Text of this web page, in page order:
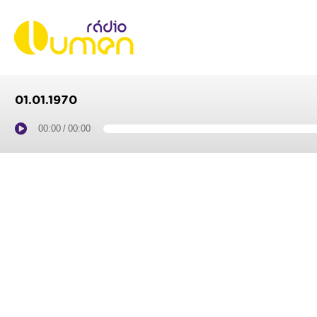
01.01.1970
00:00 / 00:00